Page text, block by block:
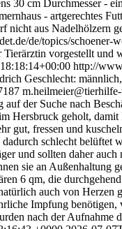
30 cm Durchmesser -
- artgerechtes
aus
de/topics/
vorgestellt
http://
Geschlecht:
der Suche nach
Hersbruck geholt,
gut, fressen und
schlecht
und sollten daher
sie an
6 qm, die
auch von
Impfung
nach der